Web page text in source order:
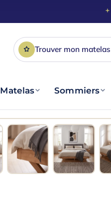
Trouver mon matelas
Matelas Sommiers